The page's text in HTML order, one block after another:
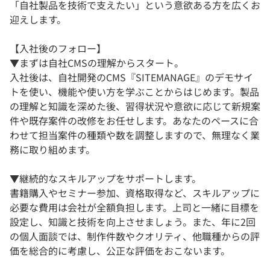
「自社製品を技術で支えたい」という意欲ある方を広くお
迎えします。
【入社後のフォロー】
▼まずは自社CMSの理解からスタート。
入社後は、自社開発のCMS『SITEMANAGE』のデモサイ
トを使い、機能や使い方を学ぶことからはじめます。製品
の理解と知識を深めた後、習得状況や意欲に応じて新規案
件や既存案件の改修をお任せします。あなたのペースに合
わせて担当案件の種類や数を調整しますので、無理なく業
務に取り組めます。
▼継続的なスキルアップをサポートします。
書籍購入やセミナー参加、資格取得など、スキルアップに
必要な費用は会社が全額負担します。上司と一緒に目標を
設定し、知識と技術を向上させましょう。また、年に2回
の個人面談では、制作件数やクオリティ、他職種からの評
価を総合的に考慮し、公正な評価をおこないます。